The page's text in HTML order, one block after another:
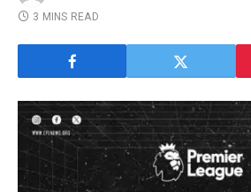
3 MINS READ